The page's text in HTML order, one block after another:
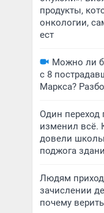
продукты,
онкологии,
ест
Можно ли
с 8
Маркса?
Один переход
изменил всё.
довели
поджога
Людям
зачислении
почему